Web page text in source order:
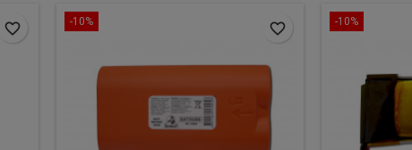
favorite_border -10% favorite_border -10%